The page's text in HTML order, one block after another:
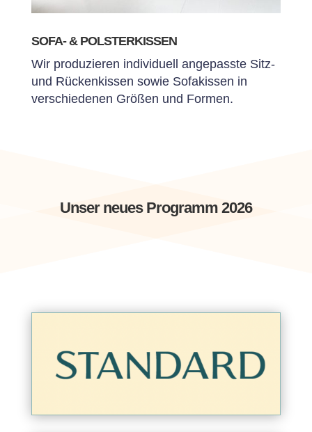
SOFA- & POLSTERKISSEN
Wir produzieren individuell angepasste Sitz-
und Rückenkissen sowie Sofakissen in
verschiedenen Größen und Formen.
Unser neues Programm 2026